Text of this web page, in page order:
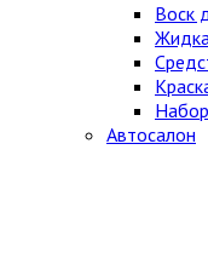
Воск
Автосалон